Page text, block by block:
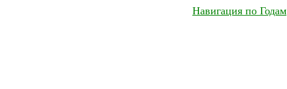
Навигация по Годам